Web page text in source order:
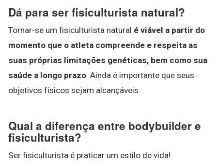
Dá para ser fisiculturista natural?
Tornar-se um fisiculturista natural é viável a partir do
momento que o atleta compreende e respeita as
suas próprias limitações genéticas, bem como sua
saúde a longo prazo. Ainda é importante que seus
objetivos físicos sejam alcançáveis.
Qual a diferença entre bodybuilder e
fisiculturista?
Ser fisiculturista é praticar um estilo de vida!